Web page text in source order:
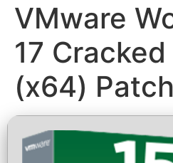
VMware
17
(x64)